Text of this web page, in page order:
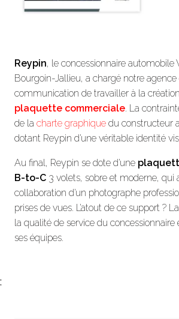
Reypin, le concessionnaire automobile
Bourgoin-Jallieu, a chargé notre agence
communication de travailler à la
plaquette commerciale. La
de la charte graphique du constructeur
dotant Reypin d’une véritable identité
Au final, Reypin se dote d’une
B-to-C 3 volets, sobre et moderne, qui
collaboration d’un photographe
prises de vues. L’atout de ce support ?
la qualité de service du concessionnaire
ses équipes.
;